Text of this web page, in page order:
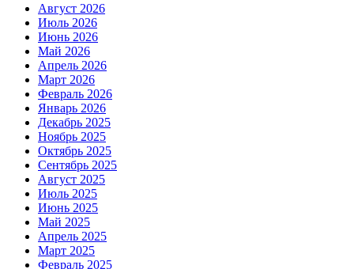
Август 2026
Июль 2026
Июнь 2026
Май 2026
Апрель 2026
Март 2026
Февраль 2026
Январь 2026
Декабрь 2025
Ноябрь 2025
Октябрь 2025
Сентябрь 2025
Август 2025
Июль 2025
Июнь 2025
Май 2025
Апрель 2025
Март 2025
Февраль 2025